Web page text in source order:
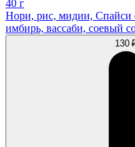
40 г
Нори, рис, мидии, Спайси
имбирь, вассаби, соевый
130